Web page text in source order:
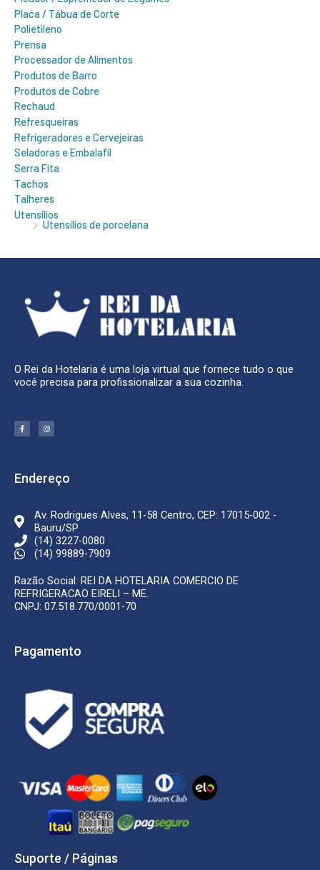
Placa / Tábua de Corte
Polietileno
Prensa
Processador de Alimentos
Produtos de Barro
Produtos de Cobre
Rechaud
Refresqueiras
Refrigeradores e Cervejeiras
Seladoras e Embalafil
Serra Fita
Tachos
Talheres
Utensílios
Utensílios de porcelana
O Rei da Hotelaria é uma loja virtual que fornece tudo o que
você precisa para profissionalizar a sua cozinha.
F
a
c
k
-
I
n
s
m
Endereço
Av. Rodrigues Alves, 11-58 Centro, CEP: 17015-002 -
Bauru/SP
(14) 3227-0080
(14) 99889-7909
Razão Social: REI DA HOTELARIA COMERCIO DE
REFRIGERACAO EIRELI – ME.
CNPJ: 07.518.770/0001-70
Pagamento
Suporte / Páginas